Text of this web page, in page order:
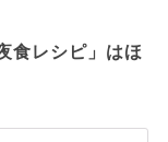
食レシピ」はほ